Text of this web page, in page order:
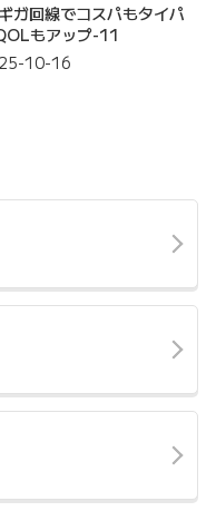
ガ回線でコスパもタイパ
もアップ-11
10-16